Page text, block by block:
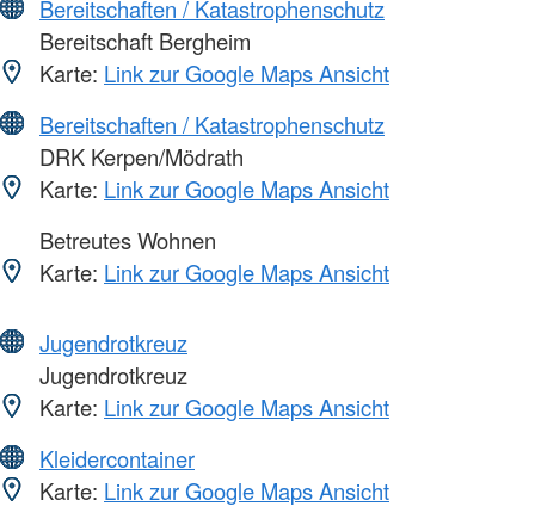
Bereitschaften / Katastrophenschutz
Bereitschaft Bergheim
Karte: Link zur Google Maps Ansicht
Bereitschaften / Katastrophenschutz
DRK Kerpen/Mödrath
Karte: Link zur Google Maps Ansicht
Betreutes Wohnen
Karte: Link zur Google Maps Ansicht
Jugendrotkreuz
Jugendrotkreuz
Karte: Link zur Google Maps Ansicht
Kleidercontainer
Karte: Link zur Google Maps Ansicht